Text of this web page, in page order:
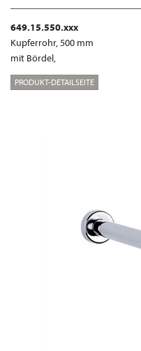
649.15.550.xxx
Kupferrohr, 500 mm
mit Bördel,
PRODUKT-DETAILSEITE